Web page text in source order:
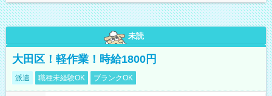
未読
大田区！軽作業！時給1800円
派遣 職種未経験OK ブランクOK